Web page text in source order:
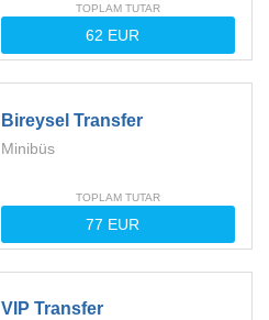
TOPLAM TUTAR
Bireysel Transfer
Minibüs
TOPLAM TUTAR
VIP Transfer